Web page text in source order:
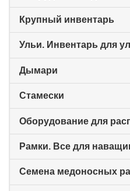
Крупный инвентарь
Ульи. Инвентарь для
Дымари
Стамески
Оборудование для
Рамки. Все для
Семена медоносных